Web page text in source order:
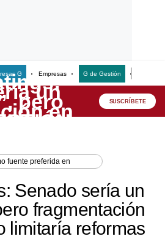
G Empresas G de Gestión
SUSCRÍBETE
fuente preferida en
Senado sería un
fragmentación
limitaría reformas